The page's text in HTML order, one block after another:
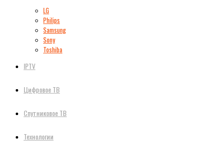
LG
Philips
Samsung
Sony
Toshiba
IPTV
Цифровое ТВ
Спутниковое ТВ
Технологии